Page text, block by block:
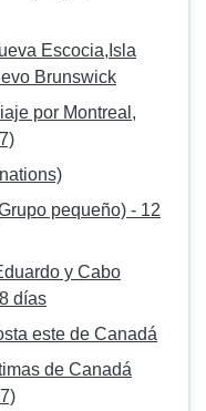
Escocia,Isla
Brunswick
por Montreal,
pequeño) - 12
y Cabo
días
este de Canadá
de Canadá